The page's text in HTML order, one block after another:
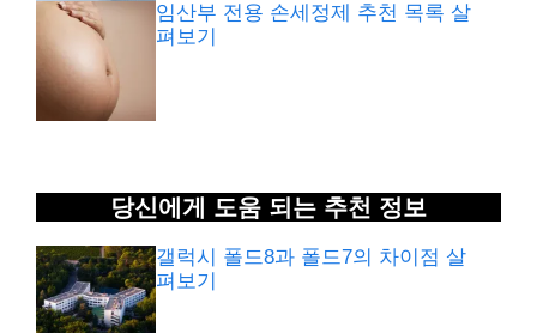
임산부 전용 손세정제 추천 목록 살
펴보기
당신에게 도움 되는 추천 정보
갤럭시 폴드8과 폴드7의 차이점 살
펴보기